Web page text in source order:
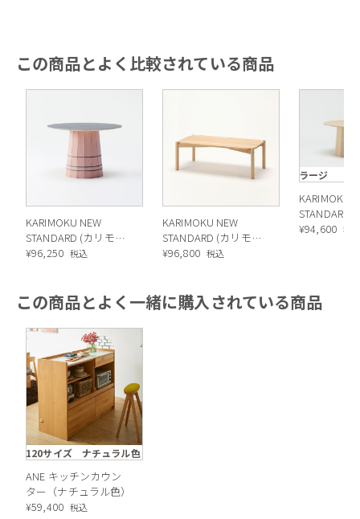
ソコンなどが使いやすい高さに。リモートワークにもおすすめ
です。
ちょっとしたお食事にも。ソファの上からでも手が届きやす
く、リラックスタイムも快適に。
この商品とよく比較されている商品
KARIMOKU NEW
STANDARD (カリモク
ニュースタンダード)
¥96,250 税込
KARIMOKU NEW
STANDARD (カリモク
ニュースタンダード)
¥96,800 税込
ラージ
KARIMOKU
STANDARD
ニュースタ
¥94,600 税
この商品とよく一緒に購入されている商品
120サイズ ナチュラル色
ANE キッチンカウン
ター（ナチュラル色）
¥59,400 税込